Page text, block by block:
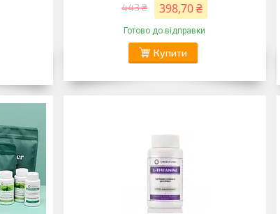
443 ₴ 398,70 ₴
Готово до відправки
Купити